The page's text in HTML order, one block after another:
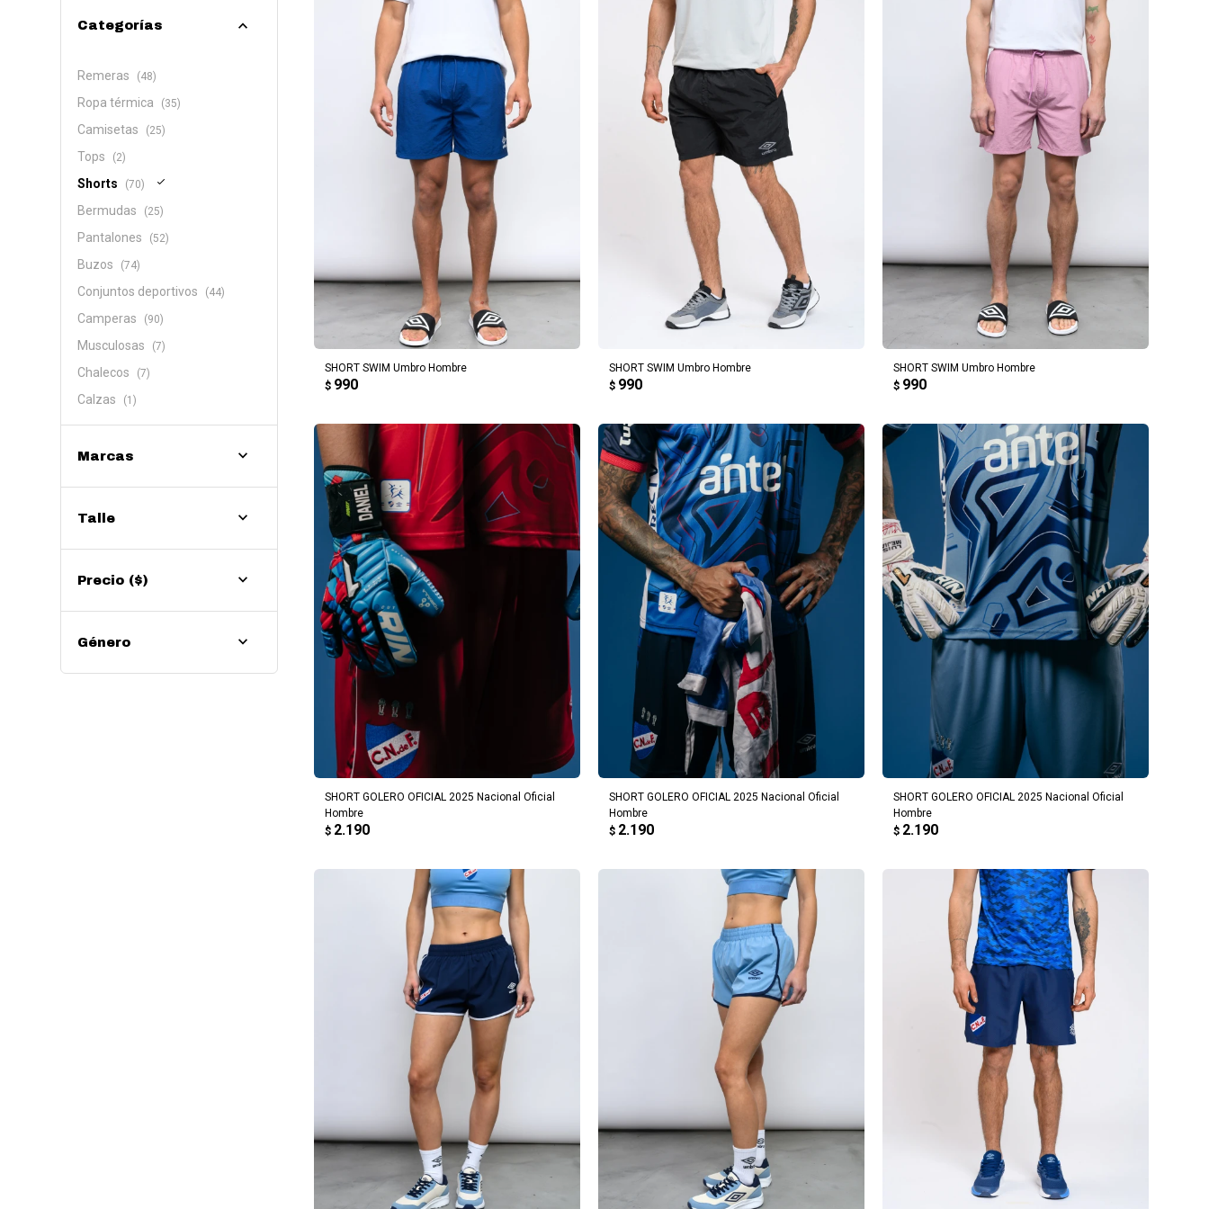
SHORT SWIM Umbro Hombre
$ 990
AGREGAR AL CARRITO
SHORT SWIM Umbro Hombre
$ 990
AGREGAR AL CARRITO
SHORT SWIM Umbro Hombre
$ 990
AGREGAR AL CARRITO
SHORT GOLERO OFICIAL 2025 Nacional Oficial
Hombre
$ 2.190
AGREGAR AL CARRITO
SHORT GOLERO OFICIAL 2025 Nacional Oficial
Hombre
$ 2.190
AGREGAR AL CARRITO
SHORT GOLERO OFICIAL 2025 Nacional Oficial
Hombre
$ 2.190
AGREGAR AL CARRITO
AGREGAR AL CARRITO AGREGAR AL CARRITO AGREGAR AL CARRITO
Categorías
Remeras (48)
Ropa térmica (35)
Camisetas (25)
Tops (2)
Shorts (70)
Bermudas (25)
Pantalones (52)
Buzos (74)
Conjuntos deportivos (44)
Camperas (90)
Musculosas (7)
Chalecos (7)
Calzas (1)
Marcas
Talle
Precio ($)
Género